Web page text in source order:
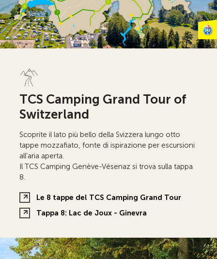
TCS Camping Grand Tour of
Switzerland
Scoprite il lato più bello della Svizzera lungo otto
tappe mozzafiato, fonte di ispirazione per escursioni
all’aria aperta.
Il TCS Camping Genève-Vésenaz si trova sulla tappa
8.
Le 8 tappe del TCS Camping Grand Tour
Tappa 8: Lac de Joux - Ginevra